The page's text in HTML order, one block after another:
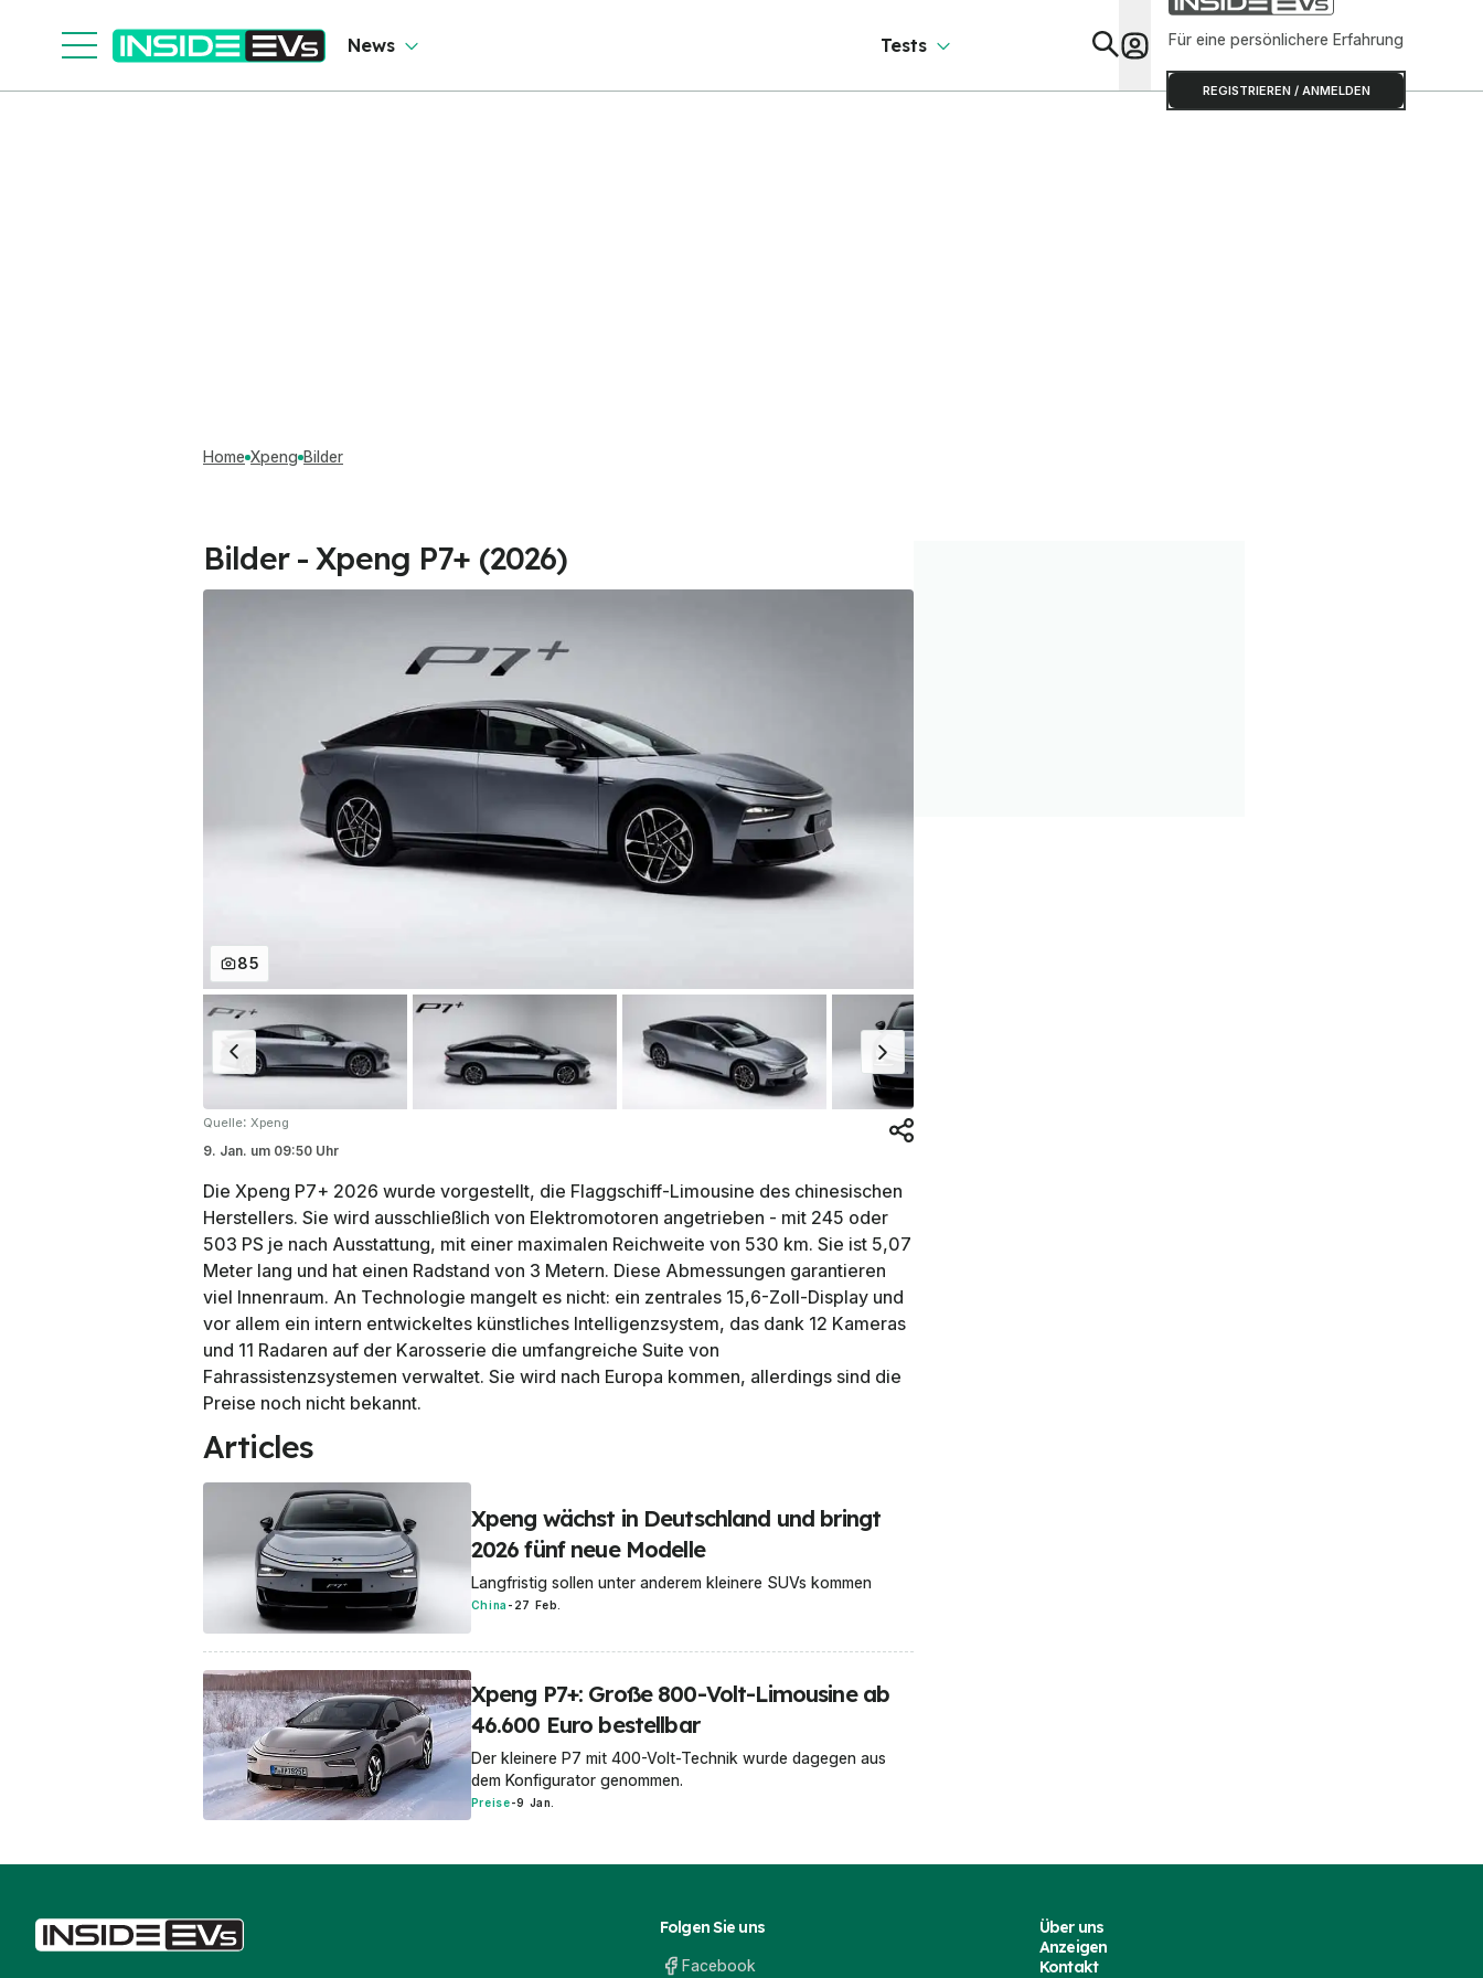
News Tests Für eine persönlichere Erfahrung
REGISTRIEREN / ANMELDEN
Home Xpeng Bilder
Bilder - Xpeng P7+ (2026)
85
Quelle: Xpeng
9. Jan. um 09:50 Uhr
Die Xpeng P7+ 2026 wurde vorgestellt, die Flaggschiff-Limousine des chinesischen
Herstellers. Sie wird ausschließlich von Elektromotoren angetrieben - mit 245 oder
503 PS je nach Ausstattung, mit einer maximalen Reichweite von 530 km. Sie ist 5,07
Meter lang und hat einen Radstand von 3 Metern. Diese Abmessungen garantieren
viel Innenraum. An Technologie mangelt es nicht: ein zentrales 15,6-Zoll-Display und
vor allem ein intern entwickeltes künstliches Intelligenzsystem, das dank 12 Kameras
und 11 Radaren auf der Karosserie die umfangreiche Suite von
Fahrassistenzsystemen verwaltet. Sie wird nach Europa kommen, allerdings sind die
Preise noch nicht bekannt.
Articles
Xpeng wächst in Deutschland und bringt
2026 fünf neue Modelle
Langfristig sollen unter anderem kleinere SUVs kommen
China - 27 Feb.
Xpeng P7+: Große 800-Volt-Limousine ab
46.600 Euro bestellbar
Der kleinere P7 mit 400-Volt-Technik wurde dagegen aus
dem Konfigurator genommen.
Preise-9 Jan.
Folgen Sie uns
Facebook
Über uns
Anzeigen
Kontakt